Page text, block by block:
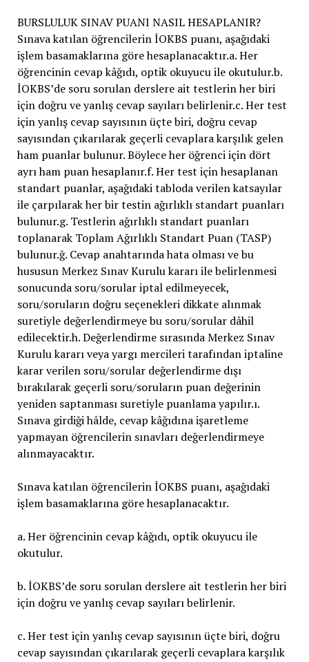
BURSLULUK SINAV PUANI NASIL HESAPLANIR?
Sınava katılan öğrencilerin İOKBS puanı, aşağıdaki
işlem basamaklarına göre hesaplanacaktır.a. Her
öğrencinin cevap kâğıdı, optik okuyucu ile okutulur.b.
İOKBS’de soru sorulan derslere ait testlerin her biri
için doğru ve yanlış cevap sayıları belirlenir.c. Her test
için yanlış cevap sayısının üçte biri, doğru cevap
sayısından çıkarılarak geçerli cevaplara karşılık gelen
ham puanlar bulunur. Böylece her öğrenci için dört
ayrı ham puan hesaplanır.f. Her test için hesaplanan
standart puanlar, aşağıdaki tabloda verilen katsayılar
ile çarpılarak her bir testin ağırlıklı standart puanları
bulunur.g. Testlerin ağırlıklı standart puanları
toplanarak Toplam Ağırlıklı Standart Puan (TASP)
bulunur.ğ. Cevap anahtarında hata olması ve bu
hususun Merkez Sınav Kurulu kararı ile belirlenmesi
sonucunda soru/sorular iptal edilmeyecek,
soru/soruların doğru seçenekleri dikkate alınmak
suretiyle değerlendirmeye bu soru/sorular dâhil
edilecektir.h. Değerlendirme sırasında Merkez Sınav
Kurulu kararı veya yargı mercileri tarafından iptaline
karar verilen soru/sorular değerlendirme dışı
bırakılarak geçerli soru/soruların puan değerinin
yeniden saptanması suretiyle puanlama yapılır.ı.
Sınava girdiği hâlde, cevap kâğıdına işaretleme
yapmayan öğrencilerin sınavları değerlendirmeye
alınmayacaktır.
Sınava katılan öğrencilerin İOKBS puanı, aşağıdaki
işlem basamaklarına göre hesaplanacaktır.
a. Her öğrencinin cevap kâğıdı, optik okuyucu ile
okutulur.
b. İOKBS’de soru sorulan derslere ait testlerin her biri
için doğru ve yanlış cevap sayıları belirlenir.
c. Her test için yanlış cevap sayısının üçte biri, doğru
cevap sayısından çıkarılarak geçerli cevaplara karşılık